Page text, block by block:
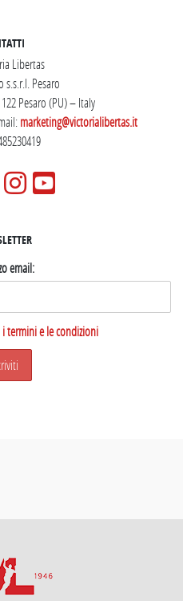
Libertas
s.s.r.l. Pesaro
Pesaro (PU) – Italy
marketing@victorialibertas.it
email:
termini e le condizioni